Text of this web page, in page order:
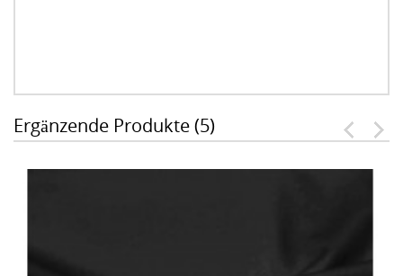
Ergänzende Produkte (5)